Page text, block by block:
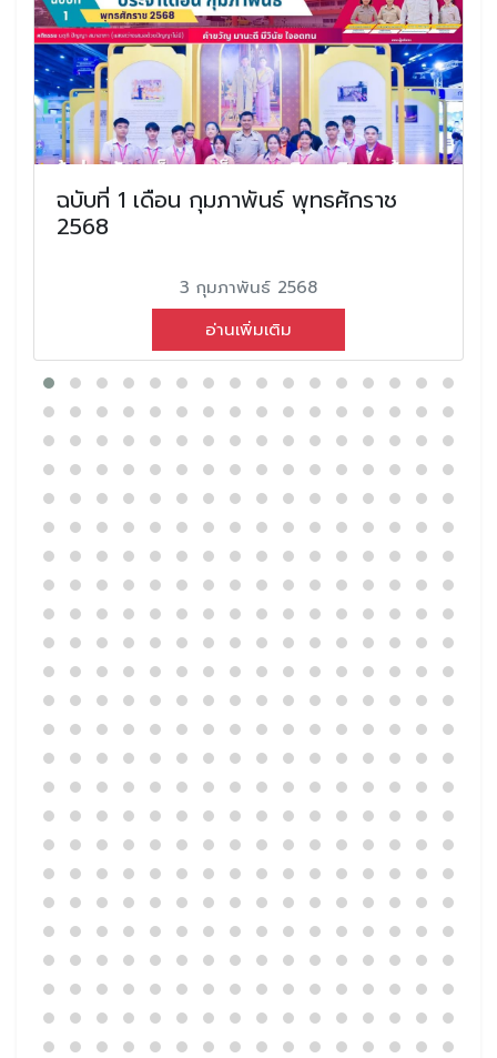
ฉบับที่ 1 เดือน กุมภาพันธ์ พุทธศักราช
2568
3 กุมภาพันธ์ 2568
อ่านเพิ่มเติม